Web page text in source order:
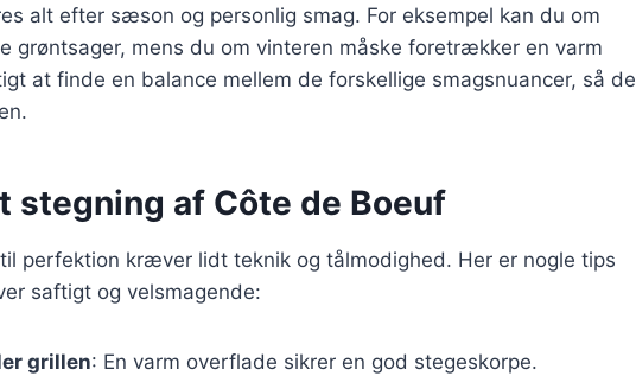
alt efter sæson og personlig smag. For eksempel kan du om
grøntsager, mens du om vinteren måske foretrækker en varm
at finde en balance mellem de forskellige smagsnuancer, så de
stegning af Côte de Boeuf
perfektion kræver lidt teknik og tålmodighed. Her er nogle tips
saftigt og velsmagende:
grillen: En varm overflade sikrer en god stegeskorpe.